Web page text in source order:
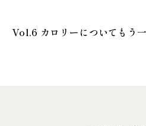
Vol.6 カロリーについてもう